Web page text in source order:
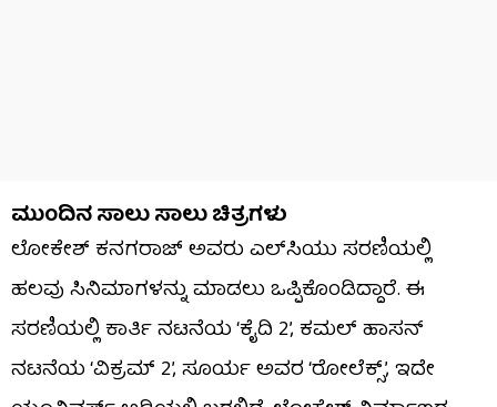
ಮುಂದಿನ ಸಾಲು ಸಾಲು ಚಿತ್ರಗಳು
ಲೋಕೇಶ್ ಕನಗರಾಜ್ ಅವರು ಎಲ್‌ಸಿಯು ಸರಣಿಯಲ್ಲಿ
ಹಲವು ಸಿನಿಮಾಗಳನ್ನು ಮಾಡಲು ಒಪ್ಪಿಕೊಂಡಿದ್ದಾರೆ. ಈ
ಸರಣಿಯಲ್ಲಿ ಕಾರ್ತಿ ನಟನೆಯ ‘ಕೈದಿ 2’, ಕಮಲ್ ಹಾಸನ್
ನಟನೆಯ ‘ವಿಕ್ರಮ್ 2’, ಸೂರ್ಯ ಅವರ ‘ರೋಲೆಕ್ಸ್’, ಇದೇ